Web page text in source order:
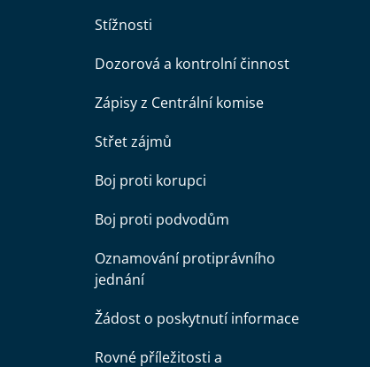
Stížnosti
Dozorová a kontrolní činnost
Zápisy z Centrální komise
Střet zájmů
Boj proti korupci
Boj proti podvodům
Oznamování protiprávního
jednání
Žádost o poskytnutí informace
Rovné příležitosti a